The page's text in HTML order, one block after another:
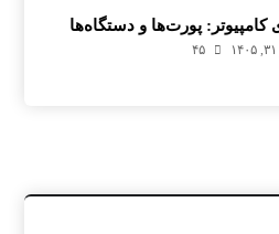
پورت‌ها و دستگاه‌ها
۴۵